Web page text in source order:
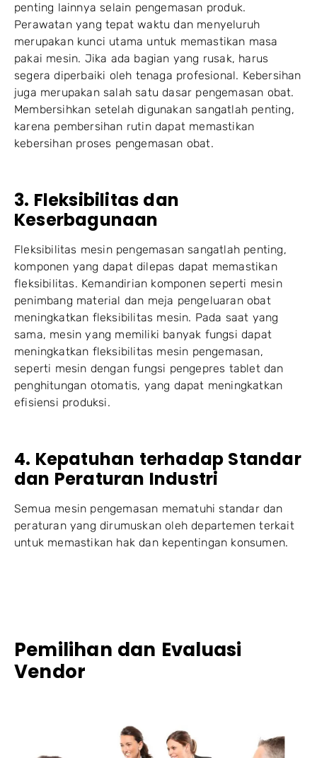
penting lainnya selain pengemasan produk.
Perawatan yang tepat waktu dan menyeluruh
merupakan kunci utama untuk memastikan masa
pakai mesin. Jika ada bagian yang rusak, harus
segera diperbaiki oleh tenaga profesional. Kebersihan
juga merupakan salah satu dasar pengemasan obat.
Membersihkan setelah digunakan sangatlah penting,
karena pembersihan rutin dapat memastikan
kebersihan proses pengemasan obat.
3. Fleksibilitas dan
Keserbagunaan
Fleksibilitas mesin pengemasan sangatlah penting,
komponen yang dapat dilepas dapat memastikan
fleksibilitas. Kemandirian komponen seperti mesin
penimbang material dan meja pengeluaran obat
meningkatkan fleksibilitas mesin. Pada saat yang
sama, mesin yang memiliki banyak fungsi dapat
meningkatkan fleksibilitas mesin pengemasan,
seperti mesin dengan fungsi pengepres tablet dan
penghitungan otomatis, yang dapat meningkatkan
efisiensi produksi.
4. Kepatuhan terhadap Standar
dan Peraturan Industri
Semua mesin pengemasan mematuhi standar dan
peraturan yang dirumuskan oleh departemen terkait
untuk memastikan hak dan kepentingan konsumen.
Pemilihan dan Evaluasi
Vendor